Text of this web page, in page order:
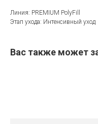
Линия: PREMIUM PolyFill
Этап ухода: Интенсивный уход
Вас также может